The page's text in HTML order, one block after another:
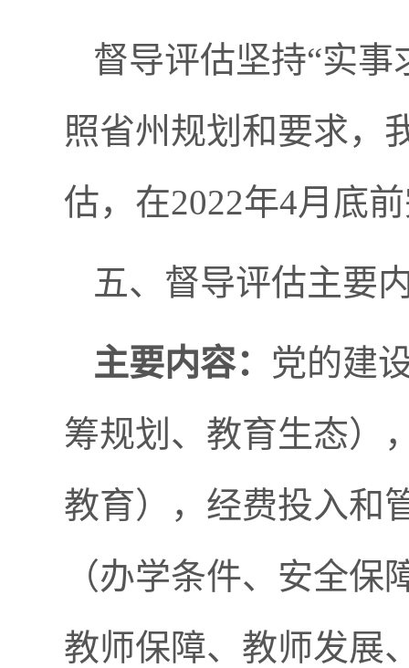
督导评估坚持“实
照省州规划和要求，
估，在2022年4月底
五、督导评估主要
主要内容： 党的建
筹规划、教育生态）
教育），经费投入和
（办学条件、安全
教师保障、教师发展